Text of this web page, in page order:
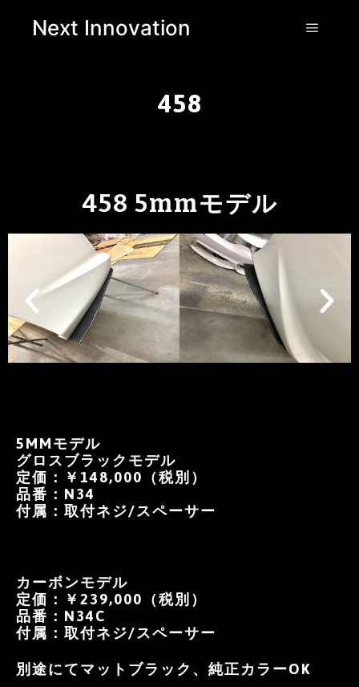
Next Innovation
458
458 5mmモデル
5MMモデル
グロスブラックモデル
定価：￥148,000（税別）
品番：N34
付属：取付ネジ/スペーサー
カーボンモデル
定価：￥239,000（税別）
品番：N34C
付属：取付ネジ/スペーサー
別途にてマットブラック、純正カラーOK